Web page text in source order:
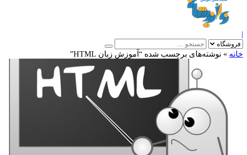
|
خانه » نوشته‌های برچسب شده “آموزش زبان HTML”